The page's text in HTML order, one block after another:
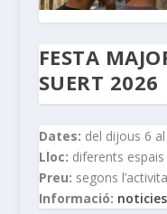
FESTA
SUERT 2026
Dates: del dijous 6
Lloc: diferents
Preu: segons
Informació: